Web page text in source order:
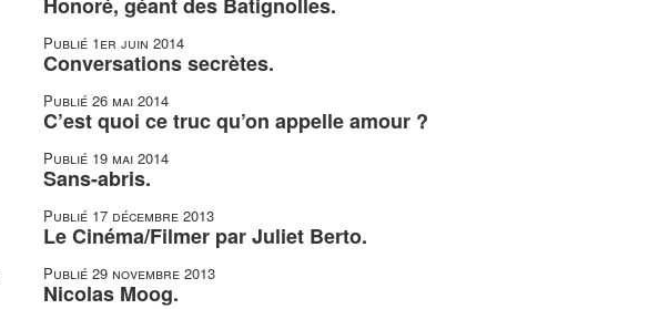
Publié 1er juin 2014
Conversations secrètes.
Publié 26 mai 2014
C’est quoi ce truc qu’on appelle amour ?
Publié 19 mai 2014
Sans-abris.
Publié 17 décembre 2013
Le Cinéma/Filmer par Juliet Berto.
Publié 29 novembre 2013
Nicolas Moog.